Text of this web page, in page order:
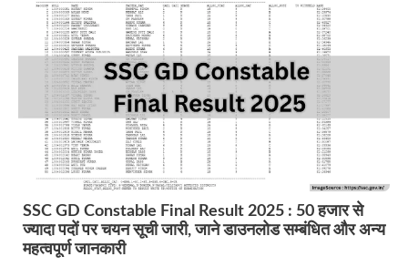
SSC GD Constable Final Result 2025 : 50 हजार से
ज्यादा पदों पर चयन सूची जारी, जाने डाउनलोड सम्बंधित और अन्य
महत्वपूर्ण जानकारी